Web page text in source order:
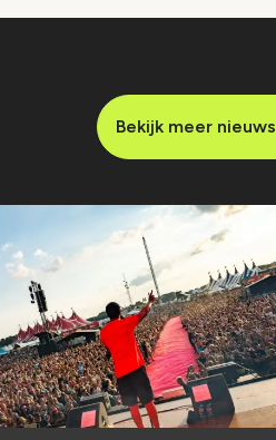
Bekijk meer nieuws